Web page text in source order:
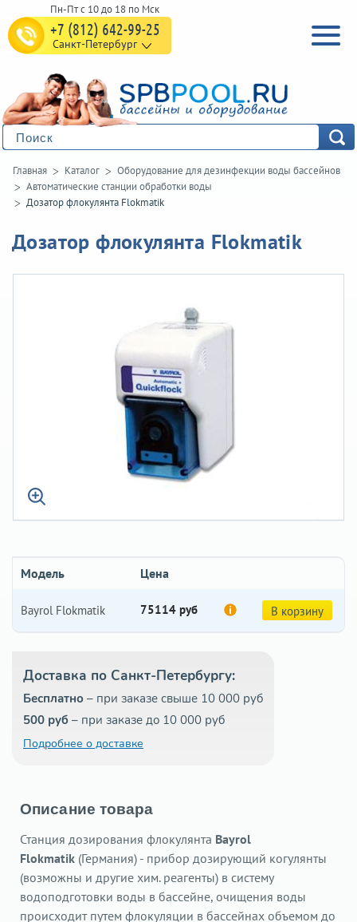
+7 (812) 642-99-25
Санкт-Петербург
Главная Каталог
Оборудование для дезинфекции воды бассейнов
Автоматические станции обработки воды
Дозатор флокулянта Flokmatik
Дозатор флокулянта Flokmatik
Модель Цена
Bayrol Flokmatik 75114 руб В корзину
Доставка по Санкт-Петербургу:
Бесплатно – при заказе свыше 10 000 руб
500 руб – при заказе до 10 000 руб
Подробнее о доставке
Описание товара
Станция дозирования флокулянта Bayrol
Flokmatik (Германия) - прибор дозирующий когулянты
(возможны и другие хим. реагенты) в систему
водоподготовки воды в бассейне, очищения воды
происходит путем флокуляции в бассейнах объемом до